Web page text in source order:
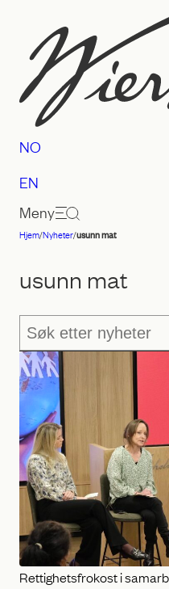
innhold
Advokatfirmaet
Wiersholm
NO
EN
Meny
Hjem/Nyheter/usunn mat
usunn mat
Søk
Rettighetsfrokost i